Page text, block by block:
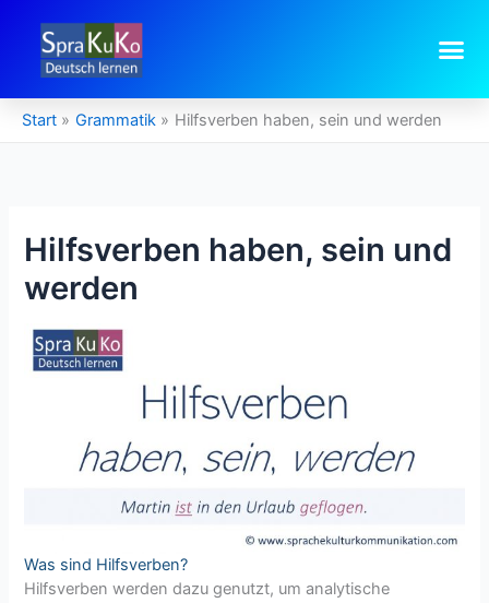
springen
Start Grammatik Hilfsverben haben, sein und werden
Hilfsverben haben, sein und
werden
Was sind Hilfsverben?
Hilfsverben werden dazu genutzt, um analytische